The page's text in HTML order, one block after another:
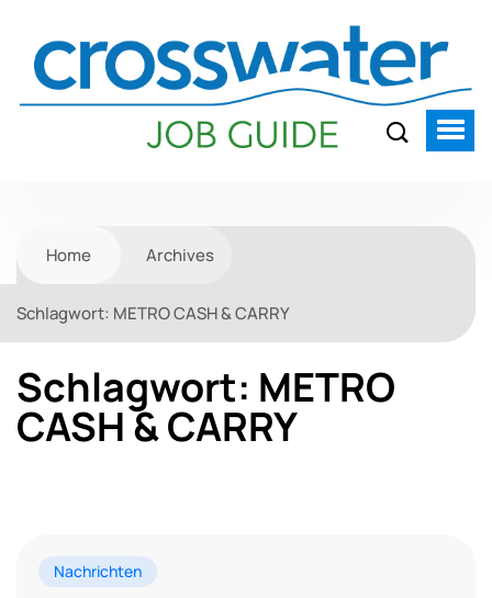
Home Archives
Schlagwort: METRO CASH & CARRY
Schlagwort: METRO
CASH & CARRY
Nachrichten